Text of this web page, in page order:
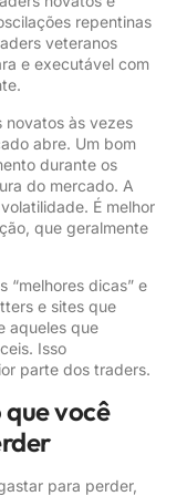
repentinas
veteranos
e executável com
às vezes
abre. Um bom
durante os
do mercado. A
É melhor
que geralmente
“melhores dicas” e
e sites que
aqueles que
Isso
parte dos traders.
você
para perder,